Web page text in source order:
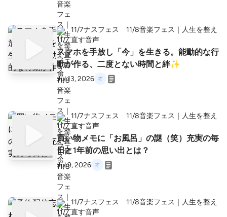
11/7ナスフェス 11/8音楽フェス｜人生を整え
直す音声
スマホを手放し「今」を生きる。能動的な行
動が作る、二度とない時間と絆✨
Jul 13, 2026
11/7ナスフェス 11/8音楽フェス｜人生を整え
直す音声
買い物メモに「お風呂」の謎（笑）充実の毎
日と1年前の思い出とは？
Jul 9, 2026
11/7ナスフェス 11/8音楽フェス｜人生を整え
直す音声